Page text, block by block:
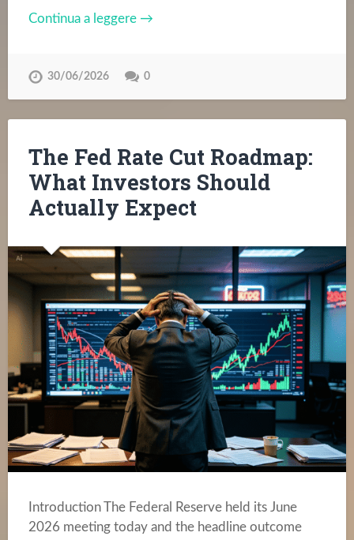
Continua a leggere →
30/06/2026 0
The Fed Rate Cut Roadmap:
What Investors Should
Actually Expect
Introduction The Federal Reserve held its June
2026 meeting today and the headline outcome